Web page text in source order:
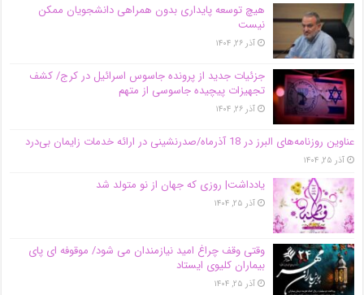
هیچ توسعه پایداری بدون همراهی دانشجویان ممکن
نیست
آذر ۲۶, ۱۴۰۴
جزئیات جدید از پرونده جاسوس اسرائیل در کرج/‌ کشف
تجهیزات پیچیده جاسوسی از متهم
آذر ۲۶, ۱۴۰۴
عناوین روزنامه‌های البرز در ‌18 آذرماه/صدرنشینی در ارائه خدمات زایمان بی‌درد
آذر ۲۵, ۱۴۰۴
یادداشت| روزی که جهان از نو متولد شد
آذر ۲۵, ۱۴۰۴
وقتی وقف چراغ امید نیازمندان می شود/ موقوفه ای پای
بیماران کلیوی ایستاد
آذر ۲۵, ۱۴۰۴